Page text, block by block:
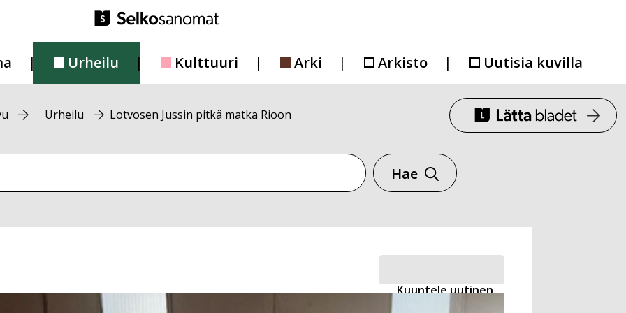
Urheilu Kulttuuri Arki Arkisto Uutisia kuvilla
Urheilu Lotvosen Jussin pitkä matka Rioon
Hae
Kuuntele uutinen